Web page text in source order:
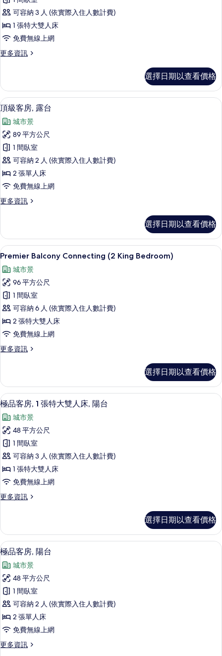
客
房,
1
張
特
雙
人
床,
露
台
的
所
有
相
片
可容納 3 人 (依實際入住人數計費)
1 張特大雙人床
免費無線上網
更多資訊
更
客
房,
1
張
特
大
雙
人
床,
露
台
的
情
選擇日期以查看價格
顯
示
頂
級
客
房,
露
台
的
有
相
片
迷你吧、客房內保險箱、書桌、筆電
5
頂級客房, 露台
城市景
89 平方公尺
1 間臥室
可容納 2 人 (依實際入住人數計費)
2 張單人床
免費無線上網
更多資訊
更
客
房,
露
的
詳
情
選擇日期以查看價格
顯
示
Premier
Balcony
Connecting
(2
King
Bedroom)
的
相
片
迷你吧、客房內保險箱、書桌、筆電
6
Premier Balcony Connecting (2 King Bedroom)
城市景
96 平方公尺
1 間臥室
可容納 6 人 (依實際入住人數計費)
2 張特大雙人床
免費無線上網
更多資訊
更
Connecting
(2
King
的
詳
情
選擇日期以查看價格
顯
示
極
品
客
房,
1
張
特
雙
人
床,
陽
台
的
所
有
相
片
迷你吧、客房內保險箱、書桌、筆電
7
極品客房, 1 張特大雙人床, 陽台
城市景
48 平方公尺
1 間臥室
可容納 3 人 (依實際入住人數計費)
1 張特大雙人床
免費無線上網
更多資訊
更
客
房,
1
特
大
雙
人
床,
陽
台
的
情
選擇日期以查看價格
顯
示
極
品
客
房,
陽
台
的
迷你吧、客房內保險箱、書桌、筆電
6
極品客房, 陽台
城市景
48 平方公尺
1 間臥室
可容納 2 人 (依實際入住人數計費)
2 張單人床
免費無線上網
更多資訊
更